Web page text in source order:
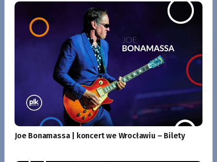
Joe Bonamassa | koncert we Wrocławiu – Bilety